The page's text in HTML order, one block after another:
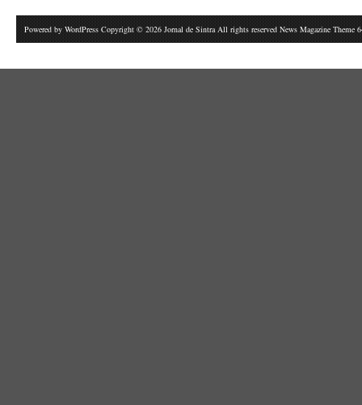
Powered by WordPress Copyright © 2026 Jornal de Sintra All rights reserved News Magazine Theme